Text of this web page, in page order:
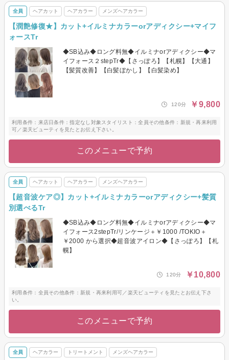
全員 ヘアカット ヘアカラー メンズヘアカラー
【潤艶修復★】カット+イルミナカラーorアディクシー+マイフ
ォースTr
◆SB込み◆ロング料無◆イルミナorアディクシー◆マ
イフォース２stepTr◆【さっぽろ】【札幌】【大通】
【髪質改善】【白髪ぼかし】【白髪染め】
120分 ￥9,800
利用条件：来店日条件：指定なし対象スタイリスト：全員その他条件：新規・再来利用
可／楽天ビューティを見たとお伝え下さい。
このメニューで予約
全員 ヘアカット ヘアカラー メンズヘアカラー
【超音波ケア◎】カット+イルミナカラーorアディクシー+髪質
別選べるTr
◆SB込み◆ロング料無◆イルミナorアディクシー◆マ
イフォース2stepTr/リンケージ＋￥1000 /TOKIO＋
￥2000 から選択◆超音波アイロン◆【さっぽろ】【札
幌】
120分 ￥10,800
利用条件：全員その他条件：新規・再来利用可／楽天ビューティを見たとお伝え下さ
い。
このメニューで予約
全員 ヘアカラー トリートメント メンズヘアカラー